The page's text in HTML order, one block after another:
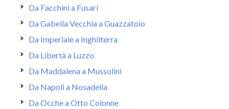
Da Facchini a Fusari
Da Gabella Vecchia a Guazzatoio
Da Imperiale a Inghilterra
Da Libertà a Luzzo
Da Maddalena a Mussolini
Da Napoli a Nosadella
Da Ocche a Otto Colonne